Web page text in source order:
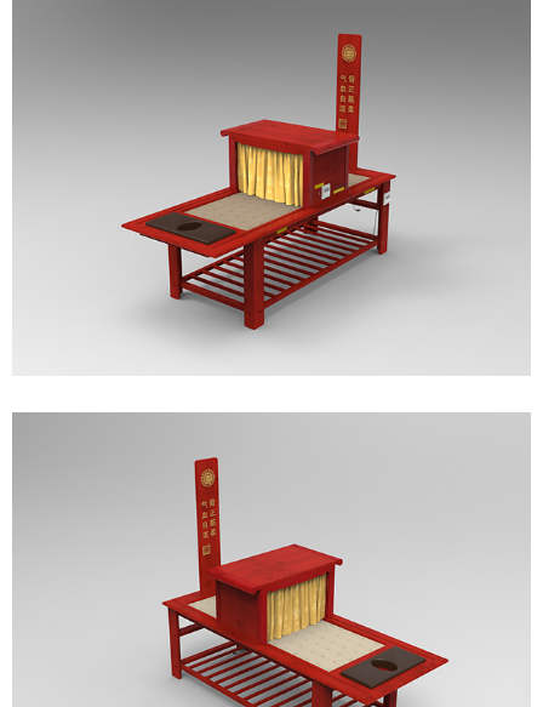
├─热销系列产品
├─智能除湿系列
┗━竹艺系列
┗━正确使用
┗━保修条例